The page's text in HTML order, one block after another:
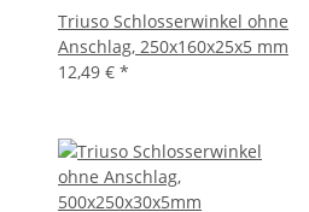
Triuso Schlosserwinkel ohne
Anschlag, 250x160x25x5 mm
12,49 € *